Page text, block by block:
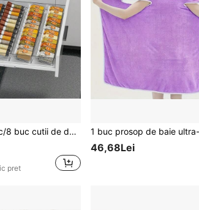
acrilice transparente pentru sertare cu condimente, organizator pentru rafturi de condimente de bucătărie și depozitare pentru sertare (borcanele nu sunt incluse)
pret
46,68Lei